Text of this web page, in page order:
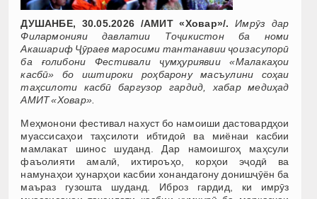
ДУШАНБЕ, 30.05.2026 /АМИТ «Ховар»/.
Имрӯз дар
Филармонияи давлатии Тоҷикистон ба номи
Акашариф Ҷӯраев маросими тантанавии ҷоизасупорӣ
ба ғолибони Фестивали ҷумҳуриявии «Малакаҳои
касбӣ» бо иштироки роҳбарону масъулини соҳаи
таҳсилоти касбӣ баргузор гардид, хабар медиҳад
АМИТ «Ховар».
Меҳмонони фестивал нахуст бо намоиши дастовардҳои
муассисаҳои таҳсилоти ибтидоӣ ва миёнаи касбии
мамлакат шинос шуданд. Дар намоишгоҳ маҳсули
фаъолияти амалӣ, ихтироъҳо, корҳои эҷодӣ ва
намунаҳои ҳунарҳои касбии хонандагону донишҷӯён ба
маъраз гузошта шуданд. Иброз гардид, ки имрӯз